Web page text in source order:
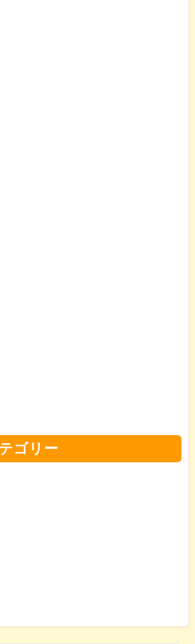
ゴリー